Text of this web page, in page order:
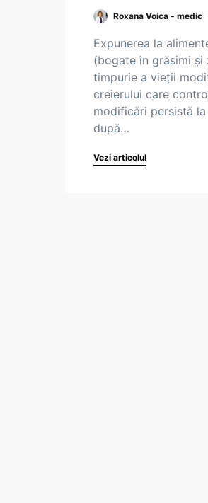
Roxana Voica - medic
Expunerea la
(bogate în grăsimi și
timpurie a vieții
creierului care
modificări persistă
după…
Vezi articolul